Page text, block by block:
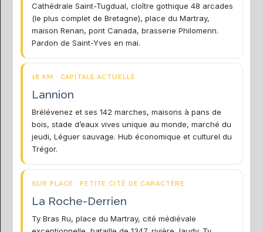
Cathédrale Saint-Tugdual, cloître gothique 48 arcades
(le plus complet de Bretagne), place du Martray,
maison Renan, pont Canada, brasserie Philomenn.
Pardon de Saint-Yves en mai.
18 KM · CAPITALE ACTUELLE
Lannion
Brélévenez et ses 142 marches, maisons à pans de
bois, stade d’eaux vives unique au monde, marché du
jeudi, Léguer sauvage. Hub économique et culturel du
Trégor.
SUR PLACE · PETITE CITÉ DE CARACTÈRE
La Roche-Derrien
Ty Bras Ru, place du Martray, cité médiévale